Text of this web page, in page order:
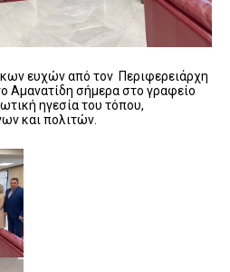
ευχών από τον Περιφερειάρχη
Αμανατίδη σήμερα στο γραφείο
ηγεσία του τόπου,
και πολιτών.